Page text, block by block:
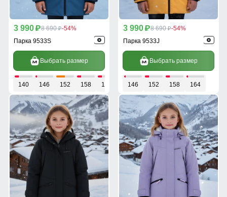
3 990 p8 690 p-54%
Парка 9533S
Выбрать размер
140 146 152 158 164
3 990 p8 690 p-54%
Парка 9533J
Выбрать размер
146 152 158 164